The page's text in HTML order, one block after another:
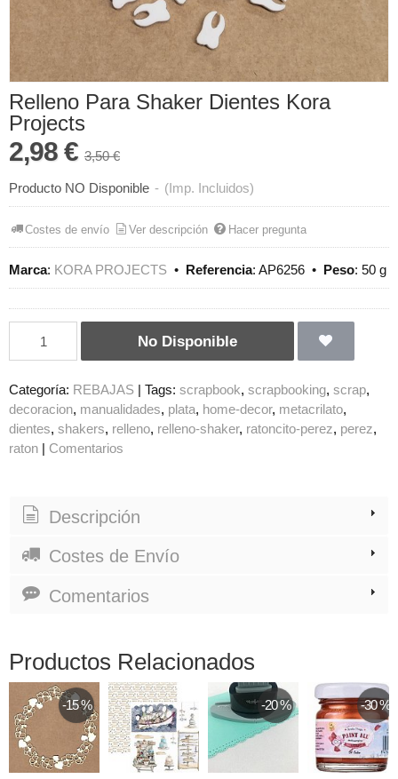
Relleno Para Shaker Dientes Kora
Projects
2,98 € 3,50 €
Producto NO Disponible - (Imp. Incluidos)
Costes de envío Ver descripción Hacer pregunta
Marca: KORA PROJECTS • Referencia: AP6256 • Peso: 50 g
No Disponible
Categoría: REBAJAS Tags: scrapbook scrapbooking scrap
decoracion manualidades plata home-decor metacrilato
dientes shakers relleno relleno-shaker ratoncito-perez perez
raton
Comentarios
Descripción
Costes de Envío
Comentarios
Productos Relacionados
-15 % -20 % -30 %